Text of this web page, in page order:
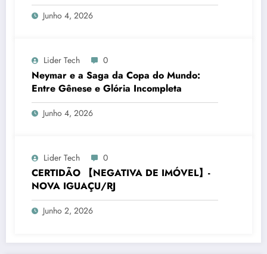
Junho 4, 2026
Lider Tech 0
Neymar e a Saga da Copa do Mundo:
Entre Gênese e Glória Incompleta
Junho 4, 2026
Lider Tech 0
CERTIDÃO 【NEGATIVA DE IMÓVEL】-
NOVA IGUAÇU/RJ
Junho 2, 2026